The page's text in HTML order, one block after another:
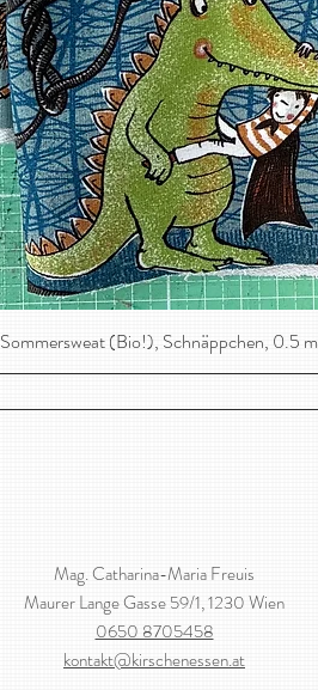
Sommersweat (Bio!), Schnäppchen, 0.5 m
Mag. Catharina-Maria Freuis
Maurer Lange Gasse 59/1, 1230 Wien
0650 8705458
kontakt@kirschenessen.at